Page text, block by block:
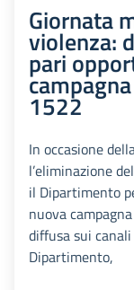
Giornata
violenza:
pari
1522
In occasione
l’eliminazione
il Dipartimento
nuova
diffusa sui
Dipartimento,